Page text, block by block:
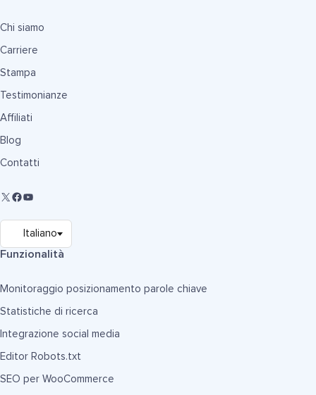
Chi siamo
Carriere
Stampa
Testimonianze
Affiliati
Blog
Contatti
Funzionalità
Monitoraggio posizionamento parole chiave
Statistiche di ricerca
Integrazione social media
Editor Robots.txt
SEO per WooCommerce